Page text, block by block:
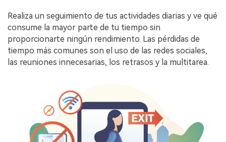
Realiza un seguimiento de tus actividades diarias y ve qué
consume la mayor parte de tu tiempo sin
proporcionarte ningún rendimiento. Las pérdidas de
tiempo más comunes son el uso de las redes sociales,
las reuniones innecesarias, los retrasos y la multitarea.